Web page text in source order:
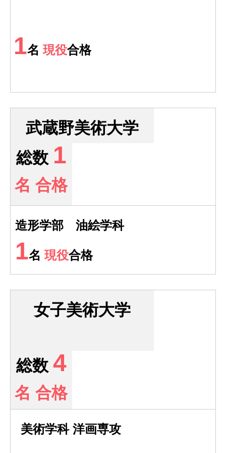
1名 現役合格
武蔵野美術大学
総数 1
名 合格
造形学部 油絵学科
1名 現役合格
女子美術大学
総数 4
名 合格
美術学科 洋画専攻